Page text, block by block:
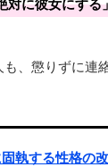
、懲りずに連
執する性格の